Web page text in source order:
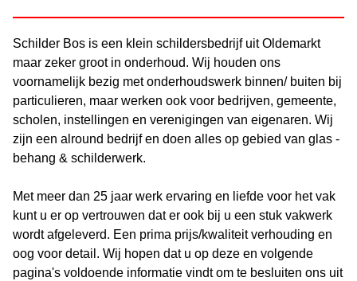
Schilder Bos is een klein schildersbedrijf uit Oldemarkt
maar zeker groot in onderhoud. Wij houden ons
voornamelijk bezig met onderhoudswerk binnen/ buiten bij
particulieren, maar werken ook voor bedrijven, gemeente,
scholen, instellingen en verenigingen van eigenaren. Wij
zijn een alround bedrijf en doen alles op gebied van glas -
behang & schilderwerk.
Met meer dan 25 jaar werk ervaring en liefde voor het vak
kunt u er op vertrouwen dat er ook bij u een stuk vakwerk
wordt afgeleverd. Een prima prijs/kwaliteit verhouding en
oog voor detail. Wij hopen dat u op deze en volgende
pagina's voldoende informatie vindt om te besluiten ons uit